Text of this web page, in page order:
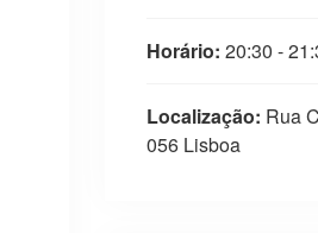
Horário: 20:30 -
Localização: Rua
056 Lisboa